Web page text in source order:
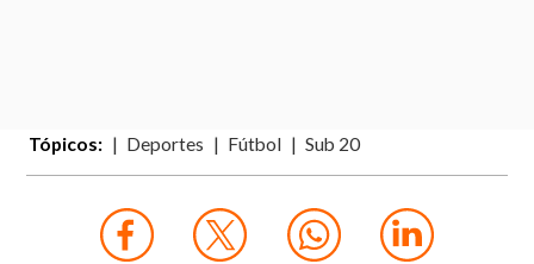
Tópicos: Deportes Fútbol Sub 20